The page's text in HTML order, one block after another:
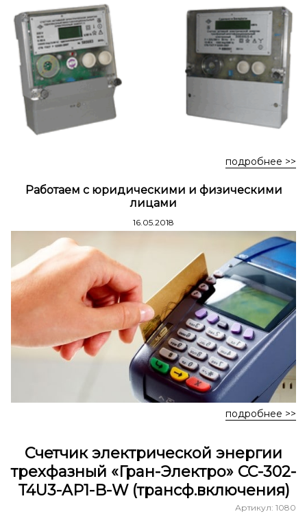
Стремянки стальные
Стремянки двухсторонние стальные
подробнее >>
Работаем с юридическими и физическими
лицами
16.05.2018
подробнее >>
Счетчик электрической энергии
трехфазный «Гран-Электро» СС-302-
T4U3-AP1-B-W (трансф.включения)
Артикул: 1080